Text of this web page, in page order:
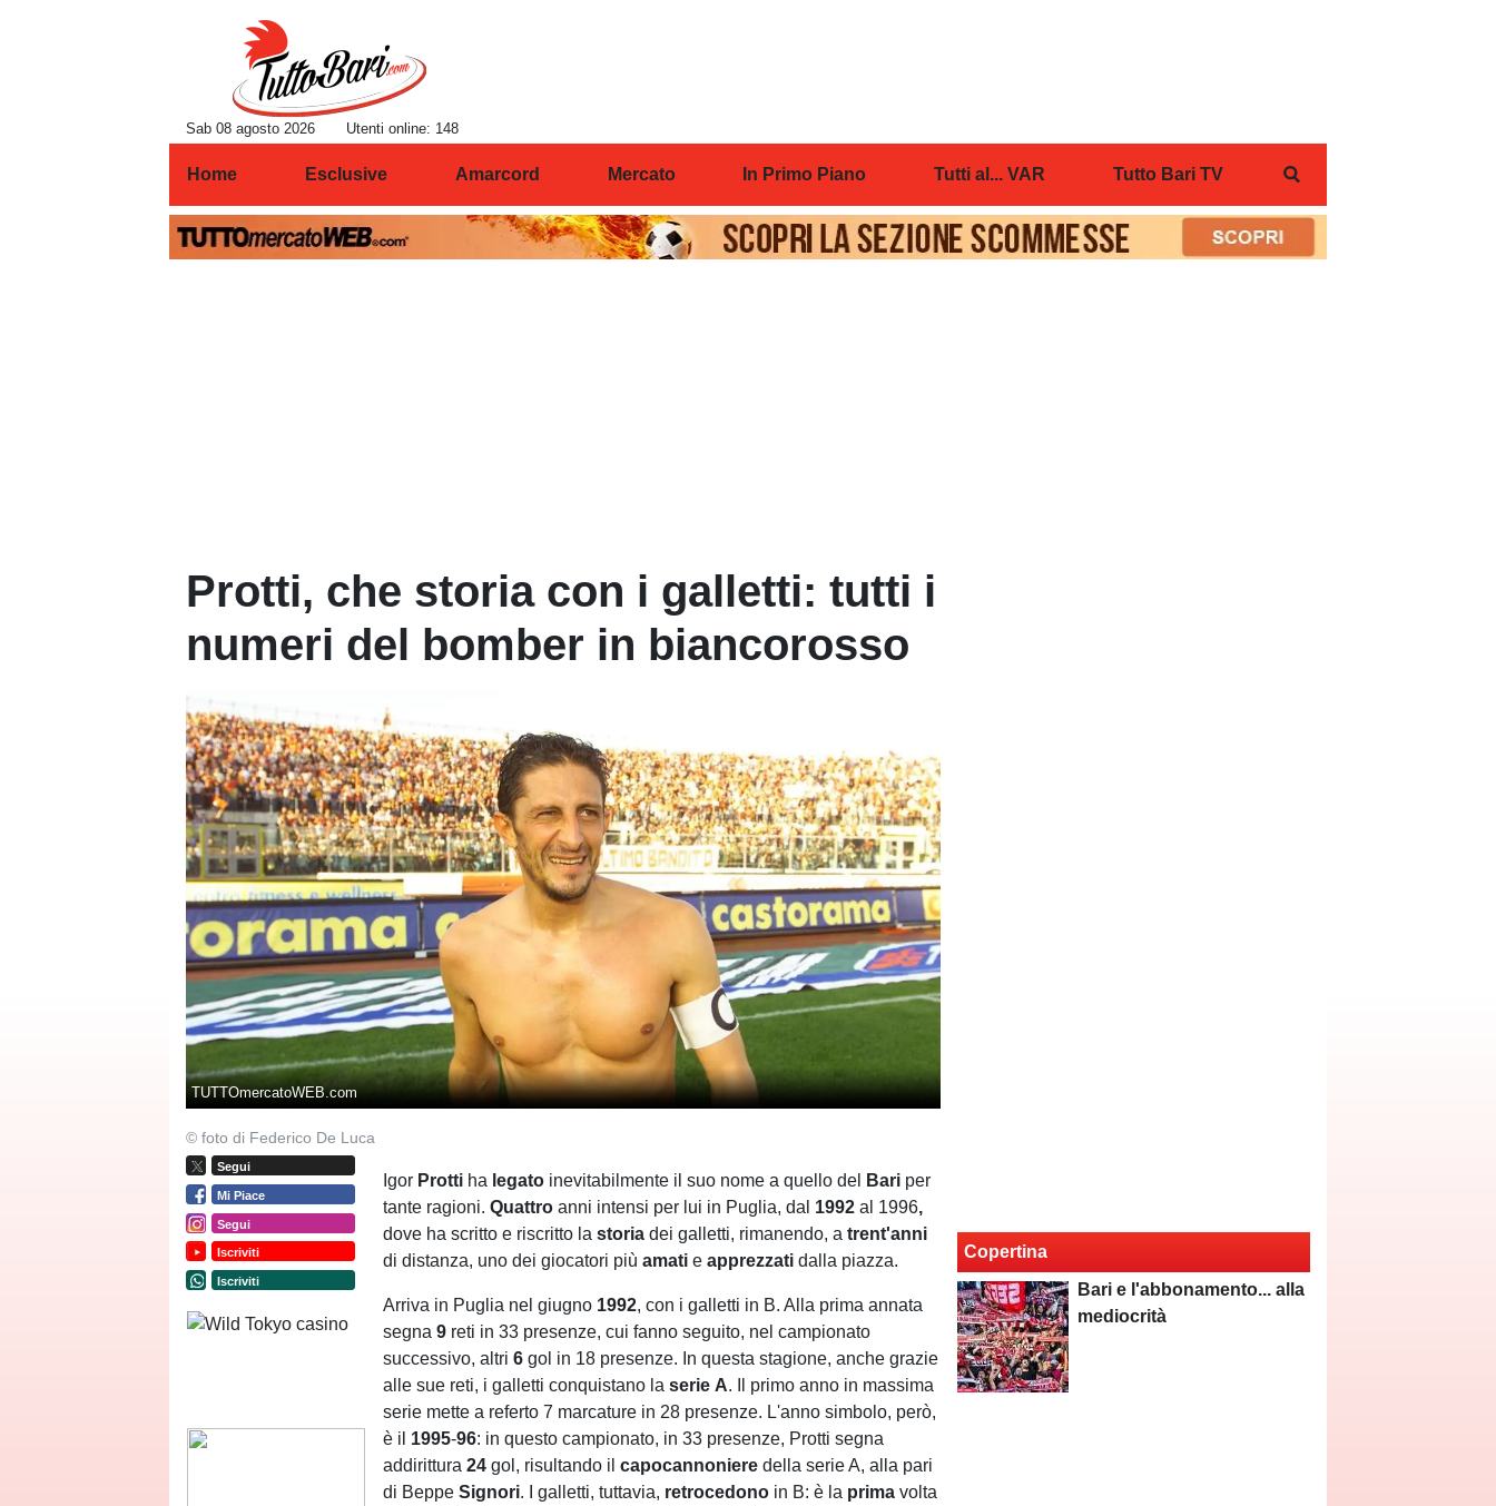
Sab 08 agosto 2026 Utenti online: 148
Home Esclusive Amarcord Mercato In Primo Piano Tutti al... VAR Tutto Bari TV
Protti, che storia con i galletti: tutti i
numeri del bomber in biancorosso
TUTTOmercatoWEB.com
© foto di Federico De Luca
Segui
Mi Piace
Segui
Iscriviti
Iscriviti
Igor Protti ha legato inevitabilmente il suo nome a quello del Bari per
tante ragioni.Quattro anni intensi per lui in Puglia, dal 1992 al 1996,
dove ha scritto e riscritto lastoria dei galletti, rimanendo, atrent'anni
di distanza, uno dei giocatori piùamati eapprezzati dalla piazza.
Arriva in Puglia nel giugno 1992, con i galletti in B. Alla prima annata
segna9 reti in 33 presenze, cui fanno seguito, nel campionato
successivo, altri6 gol in 18 presenze. In questa stagione, anche grazie
alle sue reti, i galletti conquistano laserie A. Il primo anno in massima
serie mette a referto 7 marcature in 28 presenze. L'anno simbolo, però,
è il 1995-96: in questo campionato, in 33 presenze, Protti segna
addirittura24 gol, risultando ilcapocannoniere della serie A, alla pari
di BeppeSignori. I galletti, tuttavia, retrocedono in B: è la prima volta
Copertina
Bari e l'abbonamento... alla
mediocrità